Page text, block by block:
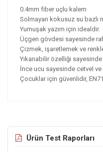
0.4mm fiber uçlu kalem
Solmayan kokusuz su bazlı
Yumuşak yazım için idealdir.
Üçgen gövdesi sayesinde
Çizmek, işaretlemek ve
Yıkanabilir özelliği
İnce ucu sayesinde cetvel
Çocuklar için güvenlidir,
Ürün Test Raporları